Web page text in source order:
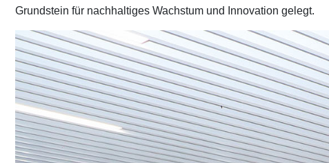
Grundstein für nachhaltiges Wachstum und Innovation gelegt.